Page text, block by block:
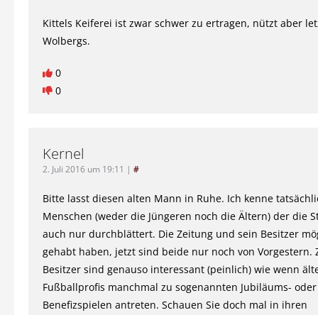
Kittels Keiferei ist zwar schwer zu ertragen, nützt aber
Wolbergs.
0
0
Kernel
2. Juli 2016 um 19:11 | #
Bitte lasst diesen alten Mann in Ruhe. Ich kenne
Menschen (weder die Jüngeren noch die Ältern) der die
auch nur durchblättert. Die Zeitung und sein Besitzer
gehabt haben, jetzt sind beide nur noch von Vorgestern.
Besitzer sind genauso interessant (peinlich) wie wenn
Fußballprofis manchmal zu sogenannten Jubiläums- oder
Benefizspielen antreten. Schauen Sie doch mal in ihren